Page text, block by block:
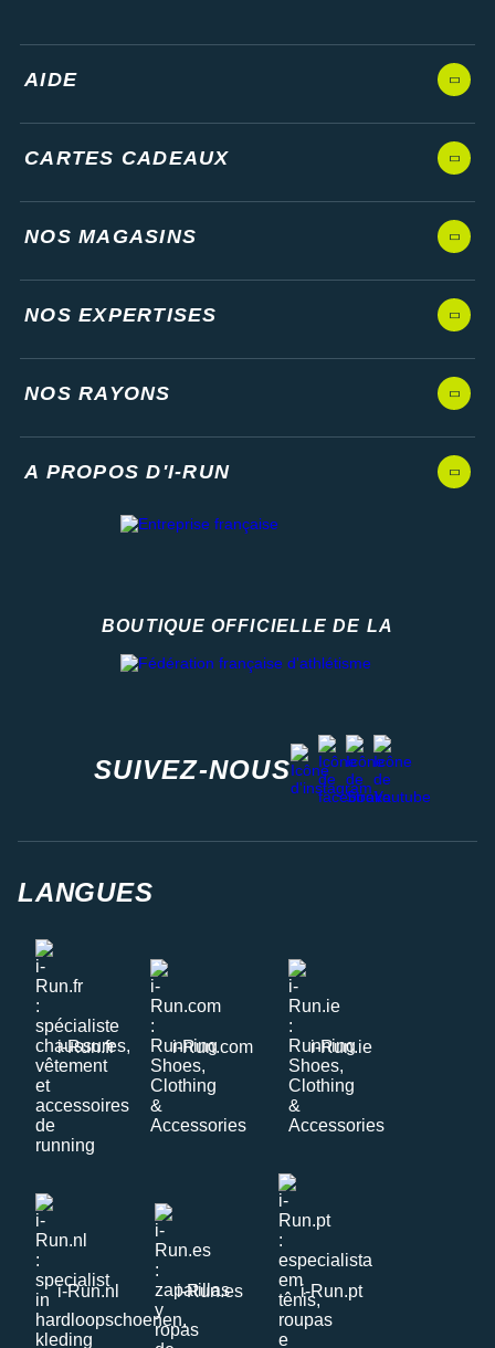
AIDE
CARTES CADEAUX
NOS MAGASINS
NOS EXPERTISES
NOS RAYONS
A PROPOS D'I-RUN
BOUTIQUE OFFICIELLE DE LA
SUIVEZ-NOUS
instagram
facebook
stravayoutube
LANGUES
i-Run.fr i-Run.com i-Run.ie
i-Run.nl i-Run.es i-Run.pt